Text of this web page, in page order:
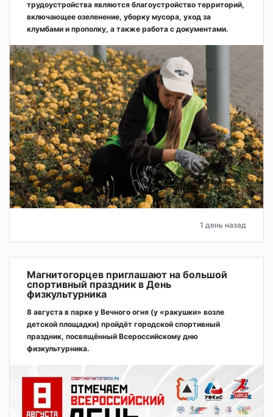
трудоустройства являются благоустройство территорий,
включающее озеленение, уборку мусора, уход за
клумбами и прополку, а также работа с документами.
1 день назад
Магнитогорцев приглашают на большой
спортивный праздник в День
физкультурника
8 августа в парке у Вечного огня (у «ракушки» возле
детской площадки) пройдёт городской спортивный
праздник, посвящённый Всероссийскому дню
физкультурника.